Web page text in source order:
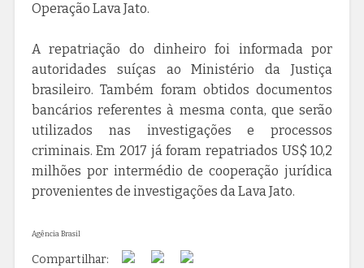
Operação Lava Jato.
A repatriação do dinheiro foi informada por
autoridades suíças ao Ministério da Justiça
brasileiro. Também foram obtidos documentos
bancários referentes à mesma conta, que serão
utilizados nas investigações e processos
criminais. Em 2017 já foram repatriados US$ 10,2
milhões por intermédio de cooperação jurídica
provenientes de investigações da Lava Jato.
Agência Brasil
Compartilhar: